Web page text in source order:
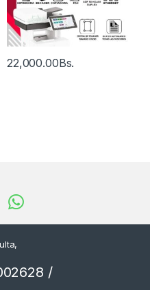
22,000.00Bs.
/